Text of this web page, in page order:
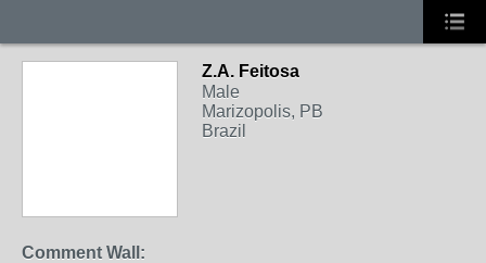
Z.A. Feitosa
Male
Marizopolis, PB
Brazil
Comment Wall: